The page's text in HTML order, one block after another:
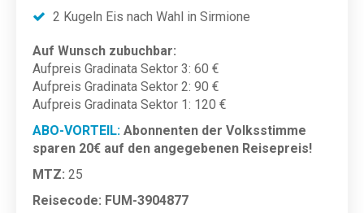
2 Kugeln Eis nach Wahl in Sirmione
Auf Wunsch zubuchbar:
Aufpreis Gradinata Sektor 3: 60 €
Aufpreis Gradinata Sektor 2: 90 €
Aufpreis Gradinata Sektor 1: 120 €
ABO-VORTEIL: Abonnenten der Volksstimme
sparen 20€ auf den angegebenen Reisepreis!
MTZ: 25
Reisecode: FUM-3904877